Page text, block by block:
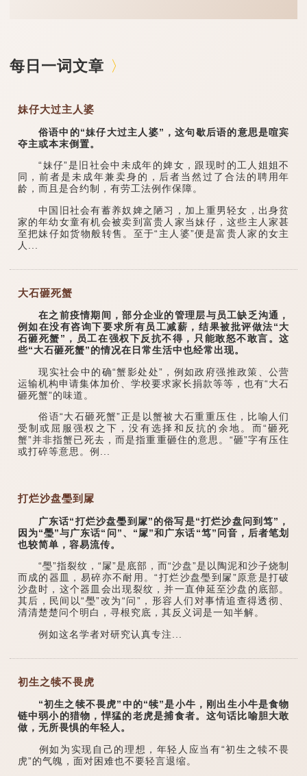
每日一词文章
妹仔大过主人婆
俗语中的“妹仔大过主人婆”，这句歇后语的意思是喧宾
夺主或本末倒置。
“妹仔”是旧社会中未成年的婢女，跟现时的工人姐姐不
同，前者是未成年兼卖身的，后者当然过了合法的聘用年
龄，而且是合约制，有劳工法例作保障。
中国旧社会有蓄养奴婢之陋习，加上重男轻女，出身贫
家的年幼女童有机会被卖到富贵人家当妹仔，这些主人家甚
至把妹仔如货物般转售。至于“主人婆”便是富贵人家的女主
人...
大石砸死蟹
在之前疫情期间，部分企业的管理层与员工缺乏沟通，
例如在没有咨询下要求所有员工减薪，结果被批评做法“大
石砸死蟹”，员工在强权下反抗不得，只能敢怒不敢言。这
些“大石砸死蟹”的情况在日常生活中也经常出现。
现实社会中的确“蟹影处处”，例如政府强推政策、公营
运输机构申请集体加价、学校要求家长捐款等等，也有“大石
砸死蟹”的味道。
俗语“大石砸死蟹”正是以蟹被大石重重压住，比喻人们
受制或屈服强权之下，没有选择和反抗的余地。而“砸死
蟹”并非指蟹已死去，而是指重重砸住的意思。“砸”字有压住
或打碎等意思。例...
打烂沙盘璺到㞘
广东话“打烂沙盘璺到㞘”的俗写是“打烂沙盘问到笃”，
因为“璺”与广东话“问”、“㞘”和广东话“笃”冋音，后者笔划
也较简单，容易流传。
“璺”指裂纹，“㞘”是底部，而“沙盘”是以陶泥和沙子烧制
而成的器皿，易碎亦不耐用。“打烂沙盘璺到㞘”原意是打破
沙盘时，这个器皿会出现裂纹，并一直伸延至沙盘的底部。
其后，民间以“璺”改为“问”，形容人们对事情追查得透彻、
清清楚楚问个明白，寻根究底，其反义词是一知半解。
例如这名学者对研究认真专注...
初生之犊不畏虎
“初生之犊不畏虎”中的“犊”是小牛，刚出生小牛是食物
链中弱小的猎物，悍猛的老虎是捕食者。这句话比喻胆大敢
做，无所畏惧的年轻人。
例如为实现自己的理想，年轻人应当有“初生之犊不畏
虎”的气魄，面对困难也不要轻言退缩。